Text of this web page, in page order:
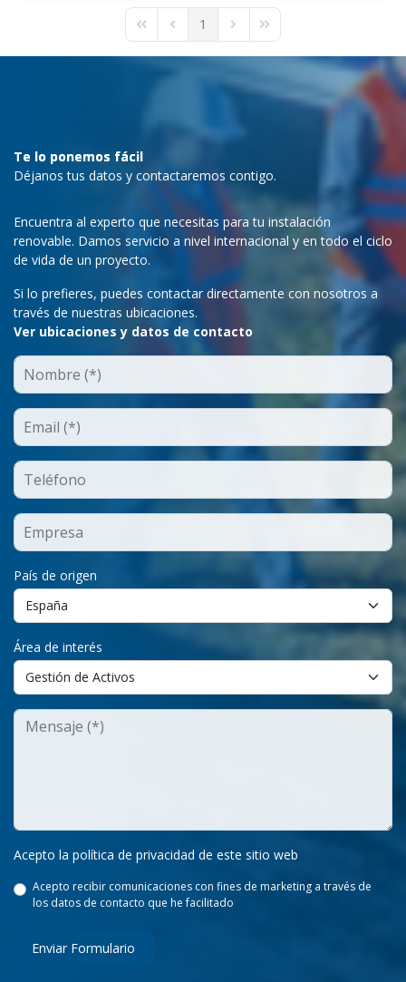
First PagePrevious Page
1 Next PageLast Page
Te lo ponemos fácil
Déjanos tus datos y contactaremos contigo.
Encuentra al experto que necesitas para tu instalación
renovable. Damos servicio a nivel internacional y en todo el ciclo
de vida de un proyecto.
Si lo prefieres, puedes contactar directamente con nosotros a
través de nuestras ubicaciones.
Ver ubicaciones y datos de contacto
País de origen
Área de interés
Acepto la política de privacidad de este sitio web
Acepto recibir comunicaciones con fines de marketing a través de
los datos de contacto que he facilitado
Enviar Formulario